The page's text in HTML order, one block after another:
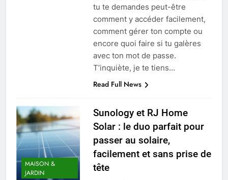
tu te demandes peut-être
comment y accéder facilement,
comment gérer ton compte ou
encore quoi faire si tu galères
avec ton mot de passe.
T’inquiète, je te tiens…
Read Full News
MAISON &
JARDIN
Sunology et RJ Home
Solar : le duo parfait pour
passer au solaire,
facilement et sans prise de
tête